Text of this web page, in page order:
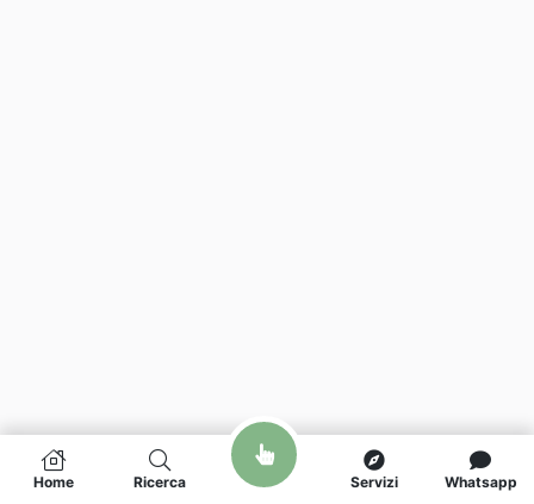
Home Ricerca Servizi Whatsapp